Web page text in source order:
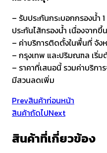
– รับประกันกระบอกกรองน้ำ
ประกันไส้กรองน้ำ เนื่องจา
– ค่าบริการติดตั้งในพื้นที่ จั
– กรุงเทพ และปริมณฑล เริ่
– ราคาที่เสนอนี้ รวมค่าบริกา
มีสวนลดเพิ่ม
Prevสินค้าก่อนหน้า
สินค้าถัดไปNext
สินค้าที่เกี่ยวข้อง